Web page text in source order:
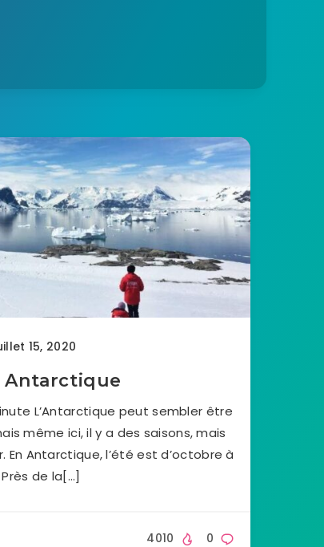
15, 2020
Antarctique
L’Antarctique peut sembler être
même ici, il y a des saisons, mais
En Antarctique, l’été est d’octobre à
de la[…]
0
4010